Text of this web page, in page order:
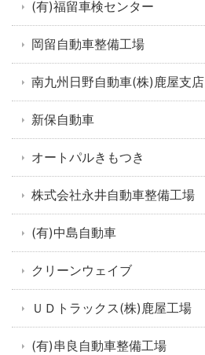
(有)福留車検センター
岡留自動車整備工場
南九州日野自動車(株)鹿屋支店
新保自動車
オートパルきもつき
株式会社永井自動車整備工場
(有)中島自動車
クリーンウェイブ
ＵＤトラックス(株)鹿屋工場
(有)串良自動車整備工場